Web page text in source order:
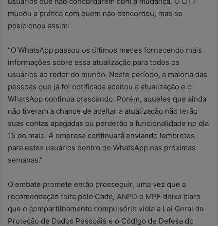
mudou a prática com quem não concordou, mas se
posicionou assim:
“O WhatsApp passou os últimos meses fornecendo mais
informações sobre essa atualização para todos os
usuários ao redor do mundo. Neste período, a maioria das
pessoas que já foi notificada aceitou a atualização e o
WhatsApp continua crescendo. Porém, aqueles que ainda
não tiveram a chance de aceitar a atualização não terão
suas contas apagadas ou perderão a funcionalidade no dia
15 de maio. A empresa continuará enviando lembretes
para estes usuários dentro do WhatsApp nas próximas
semanas.”
O embate promete então prosseguir, uma vez que a
recomendação feita pelo Cade, ANPD e MPF deixa claro
que o compartilhamento compulsório viola a Lei Geral de
Proteção de Dados Pessoais e o Código de Defesa do